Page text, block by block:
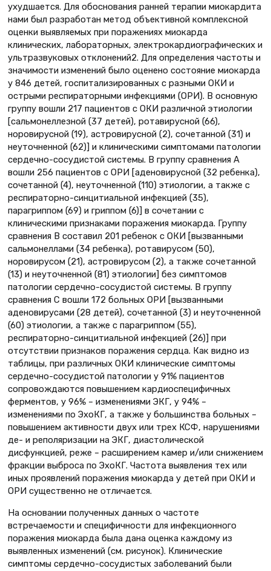
ухудшается. Для обоснования ранней терапии миокардита
нами был разработан метод объективной комплексной
оценки выявляемых при поражениях миокарда
клинических, лабораторных, электрокардиографических и
ультразвуковых отклонений2. Для определения частоты и
значимости изменений было оценено состояние миокарда
у 846 детей, госпитализированных с разными ОКИ и
острыми респираторными инфекциями (ОРИ). В основную
группу вошли 217 пациентов с ОКИ различной этиологии
[сальмонеллезной (37 детей), ротавирусной (66),
норовирусной (19), астровирусной (2), сочетанной (31) и
неуточненной (62)] и клиническими симптомами патологии
сердечно-сосудистой системы. В группу сравнения А
вошли 256 пациентов с ОРИ [аденовирусной (32 ребенка),
сочетанной (4), неуточненной (110) этиологии, а также с
респираторно-синцитиальной инфекцией (35),
парагриппом (69) и гриппом (6)] в сочетании с
клиническими признаками поражения миокарда. Группу
сравнения В составил 201 ребенок с ОКИ [вызванными
сальмонеллами (34 ребенка), ротавирусом (50),
норовирусом (21), астровирусом (2), а также сочетанной
(13) и неуточненной (81) этиологии] без симптомов
патологии сердечно-сосудистой системы. В группу
сравнения С вошли 172 больных ОРИ [вызванными
аденовирусами (28 детей), сочетанной (3) и неуточненной
(60) этиологии, а также с парагриппом (55),
респираторно-синцитиальной инфекцией (26)] при
отсутствии признаков поражения сердца. Как видно из
таблицы, при различных ОКИ клинические симптомы
сердечно-сосудистой патологии у 91% пациентов
сопровождаются повышением кардиоспецифичных
ферментов, у 96% – изменениями ЭКГ, у 94% –
изменениями по ЭхоКГ, а также у большинства больных –
повышением активности двух или трех КСФ, нарушениями
де- и реполяризации на ЭКГ, диастолической
дисфункцией, реже – расширением камер и/или снижением
фракции выброса по ЭхоКГ. Частота выявления тех или
иных проявлений поражения миокарда у детей при ОКИ и
ОРИ существенно не отличается.
На основании полученных данных о частоте
встречаемости и специфичности для инфекционного
поражения миокарда была дана оценка каждому из
выявленных изменений (см. рисунок). Клинические
симптомы сердечно-сосудистых заболеваний были